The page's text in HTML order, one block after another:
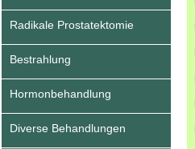
Radikale Prostatektomie
Bestrahlung
Hormonbehandlung
Diverse Behandlungen